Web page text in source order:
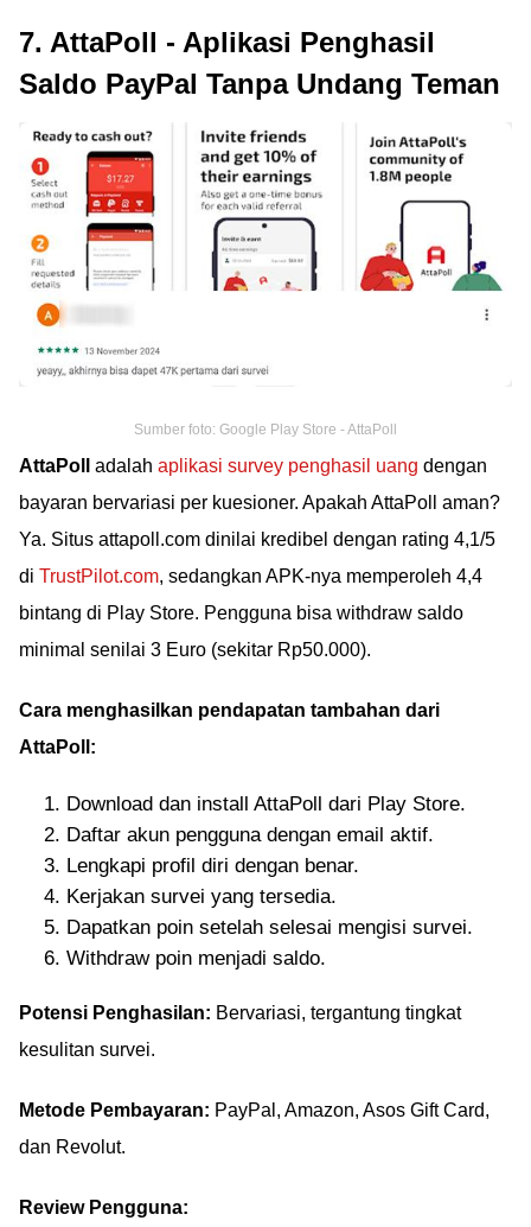
7. AttaPoll - Aplikasi Penghasil
Saldo PayPal Tanpa Undang Teman
Sumber foto: Google Play Store - AttaPoll
AttaPoll adalah aplikasi survey penghasil uang dengan
bayaran bervariasi per kuesioner. Apakah AttaPoll aman?
Ya. Situs attapoll.com dinilai kredibel dengan rating 4,1/5
di TrustPilot.com, sedangkan APK-nya memperoleh 4,4
bintang di Play Store. Pengguna bisa withdraw saldo
minimal senilai 3 Euro (sekitar Rp50.000).
Cara menghasilkan pendapatan tambahan dari
AttaPoll:
Download dan install AttaPoll dari Play Store.
Daftar akun pengguna dengan email aktif.
Lengkapi profil diri dengan benar.
Kerjakan survei yang tersedia.
Dapatkan poin setelah selesai mengisi survei.
Withdraw poin menjadi saldo.
Potensi Penghasilan: Bervariasi, tergantung tingkat
kesulitan survei.
Metode Pembayaran: PayPal, Amazon, Asos Gift Card,
dan Revolut.
Review Pengguna: